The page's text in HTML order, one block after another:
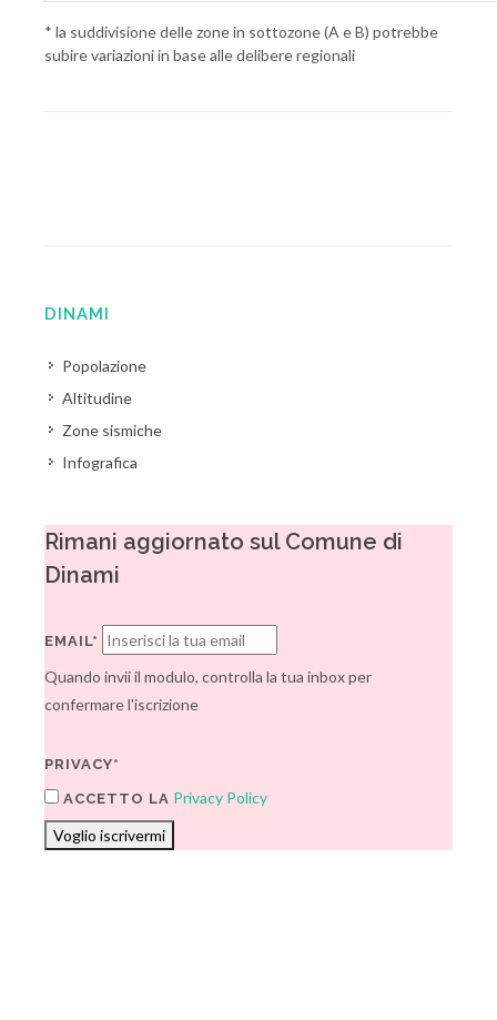
* la suddivisione delle zone in sottozone (A e B) potrebbe
subire variazioni in base alle delibere regionali
DINAMI
Popolazione
Altitudine
Zone sismiche
Infografica
Rimani aggiornato sul Comune di
Dinami
EMAIL*
Quando invii il modulo, controlla la tua inbox per
confermare l'iscrizione
PRIVACY*
ACCETTO LA Privacy Policy
Voglio iscrivermi